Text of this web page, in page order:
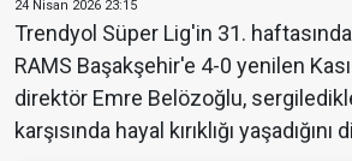
24 Nisan 2026 23:15
Trendyol Süper Lig'in 31.
RAMS Başakşehir'e 4-0 yenilen
direktör Emre Belözoğlu,
karşısında hayal kırıklığı